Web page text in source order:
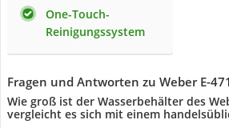
One-Touch-
Reinigungssystem
Fragen und Antworten zu Weber E-
Wie groß ist der Wasserbehälter des
vergleicht es sich mit einem